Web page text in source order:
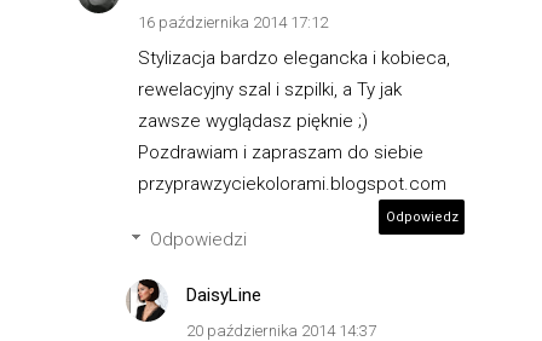
16 października 2014 17:12
Stylizacja bardzo elegancka i kobieca,
rewelacyjny szal i szpilki, a Ty jak
zawsze wyglądasz pięknie ;)
Pozdrawiam i zapraszam do siebie
przyprawzyciekolorami.blogspot.com
Odpowiedz
Odpowiedzi
DaisyLine
20 października 2014 14:37